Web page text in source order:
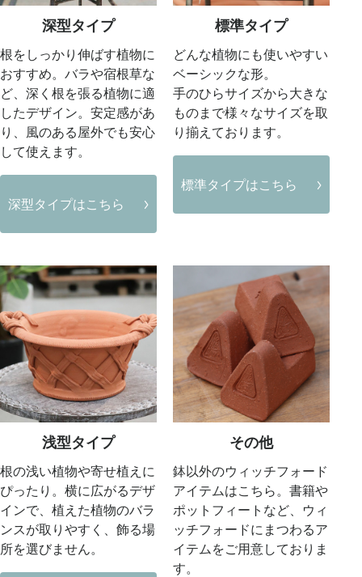
深型タイプ
根をしっかり伸ばす植物に
おすすめ。バラや宿根草な
ど、深く根を張る植物に適
したデザイン。安定感があ
り、風のある屋外でも安心
して使えます。
深型タイプはこちら
標準タイプ
どんな植物にも使いやすい
ベーシックな形。
手のひらサイズから大きな
ものまで様々なサイズを取
り揃えております。
標準タイプはこちら
浅型タイプ
根の浅い植物や寄せ植えに
ぴったり。横に広がるデザ
インで、植えた植物のバラ
ンスが取りやすく、飾る場
所を選びません。
その他
鉢以外のウィッチフォード
アイテムはこちら。書籍や
ポットフィートなど、ウィ
ッチフォードにまつわるア
イテムをご用意しておりま
す。